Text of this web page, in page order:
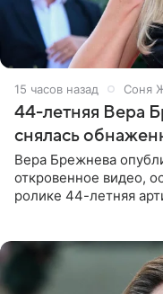
15 часов назад Соня
44-летняя Вера
снялась
Вера Брежнева
откровенное видео,
ролике 44-летняя